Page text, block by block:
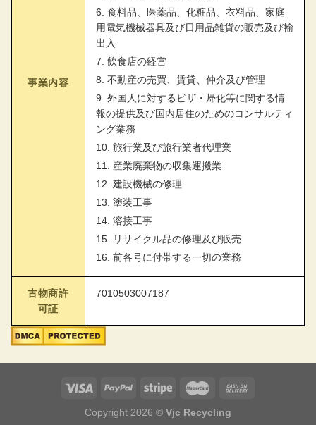
事業内容
6. 食料品、医薬品、化粧品、衣料品、家庭
用電気機械器具及び日用品雑貨の販売及び輸
出入
7. 飲食店の経営
8. 不動産の売買、賃貸、仲介及び管理
9. 外国人に対するビザ・帰化等に関する情
報の提供及び国内居住のためのコンサルティ
ング業務
10. 旅行業及び旅行業者代理業
11. 産業廃棄物の収集運搬業
12. 建設機械の修理
13. 塗装工事
14. 溶接工事
15. リサイクル品の修理及び販売
16. 前各号に付帯する一切の業務
古物商許
可証
7010503007187
Copyright 2026 © Vjc Recycling